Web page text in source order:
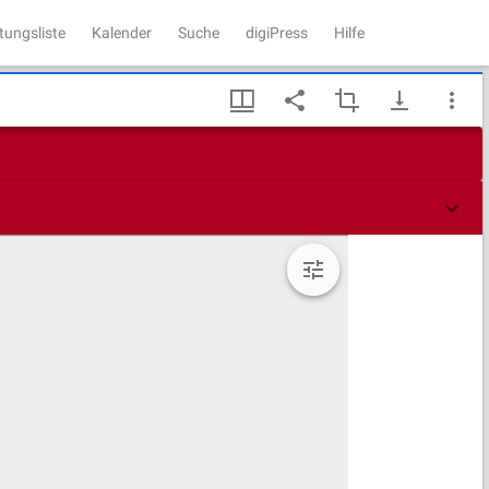
Kalender Suche digiPress Hilfe